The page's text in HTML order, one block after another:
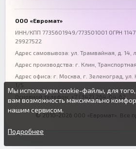
Волгоград
+7 (844) 261-36-12
Омск
ООО «Евромат»
ИНН/КПП 7735601949/773501001 ОГРН
29927522
Адрес самовывоза: ул. Трамвайная, д. 14,
Адрес производства: г. Клин,
Адрес офиса: г. Москва, г. Зеленоград ул.
1/5
Основной телефон:
+7 (342) 264-04-62
© 2010-2026 ООО «Евромат». Все
Мы используем cookie-файлы, для
вам возможность максимально
нашим сервисом.
Вы можете подробнее прочитать о
источниках или изменить настройки
Продолжая пользоваться данным
настроек вы даете согласие на
Подробнее